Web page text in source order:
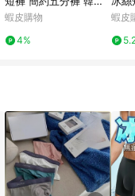
鬆運動短褲 短褲男 男
褲 棉褲
蝦皮購物
4%
褲
男
蝦皮